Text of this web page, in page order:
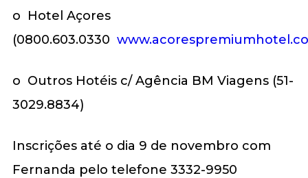
o Hotel Açores
(0800.603.0330
o Outros Hotéis c/ Agência BM Viagens (51-
3029.8834)
Inscrições até o dia 9 de novembro com
Fernanda pelo telefone 3332-9950